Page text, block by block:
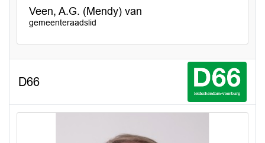
Veen, A.G. (Mendy) van
gemeenteraadslid
D66